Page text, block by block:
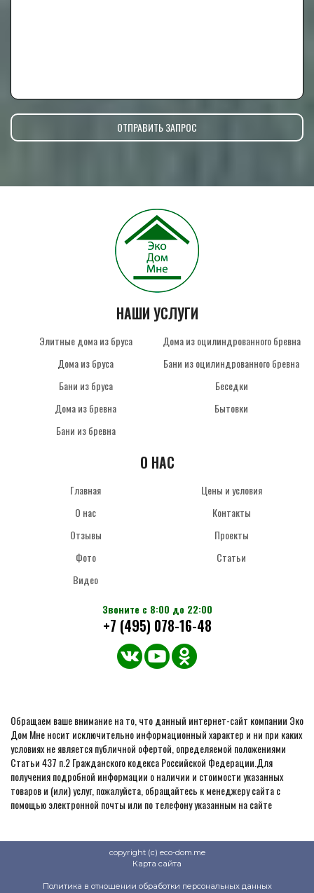
НАШИ УСЛУГИ
Элитные дома из бруса
Дома из бруса
Бани из бруса
Дома из бревна
Бани из бревна
Дома из оцилиндрованного бревна
Бани из оцилиндрованного бревна
Беседки
Бытовки
О НАС
Главная
О нас
Отзывы
Фото
Видео
Цены и условия
Контакты
Проекты
Статьи
Звоните с 8:00 до 22:00
+7 (495) 078-16-48
Обращаем ваше внимание на то, что данный интернет-сайт компании Эко
Дом Мне носит исключительно информационный характер и ни при каких
условиях не является публичной офертой, определяемой положениями
Статьи 437 п.2 Гражданского кодекса Российской Федерации.Для
получения подробной информации о наличии и стоимости указанных
товаров и (или) услуг, пожалуйста, обращайтесь к менеджеру сайта с
помощью электронной почты или по телефону указанным на сайте
copyright (c) eco-dom.me
Карта сайта
Политика в отношении обработки персональных данных